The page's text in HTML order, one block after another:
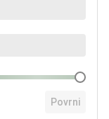
Povrni